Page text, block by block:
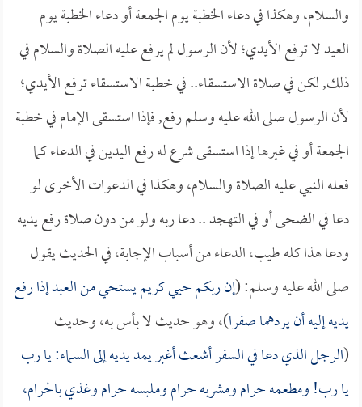
والسلام، وهكذا في دعاء الخطبة يوم الجمعة أو دعاء الخطبة يوم
العيد لا ترفع الأيدي؛ لأن الرسول لم يرفع عليه الصلاة والسلام في
ذلك, لكن في صلاة الاستسقاء.. في خطبة الاستسقاء ترفع الأيدي؛
لأن الرسول صلى الله عليه وسلم رفع, فإذا استسقى الإمام في خطبة
الجمعة أو في غيرها إذا استسقى شرع له رفع اليدين في الدعاء كما
فعله النبي عليه الصلاة والسلام، وهكذا في الدعوات الأخرى لو
دعا في الضحى أو في التهجد .. دعا ربه ولو من دون صلاة رفع يديه
ودعا هذا كله طيب، الدعاء من أسباب الإجابة، في الحديث يقول
صلى الله عليه وسلم: (إن ربكم حيي كريم يستحي من العبد إذا رفع
يديه إليه أن يردهما صفرا)، وهو حديث لا بأس به، وحديث
(الرجل الذي دعا في السفر أشعث أغبر يمد يديه إلى السماء: يا رب
يا رب! ومطعمه حرام ومشربه حرام وملبسه حرام وغذي بالحرام،